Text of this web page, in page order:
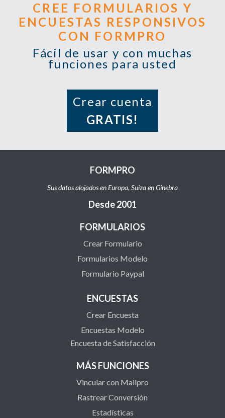
CREE FORMULARIOS Y
ENCUESTAS RESPONSIVOS
CON FORMPRO
Fácil de usar y con muchas
funciones para usted
Crear cuenta
GRATIS!
FORMPRO
Sus datos alojados en Europa, Suiza en Ginebra
Desde 2001
FORMULARIOS
Crear Formulario
Formularios Modelo
Formulario Paypal
ENCUESTAS
Crear Encuesta
Encuestas Modelo
Encuesta de Satisfacción
MÁS FUNCIONES
Vincular con Mailpro
Rastrear Conversión
Estadísticas